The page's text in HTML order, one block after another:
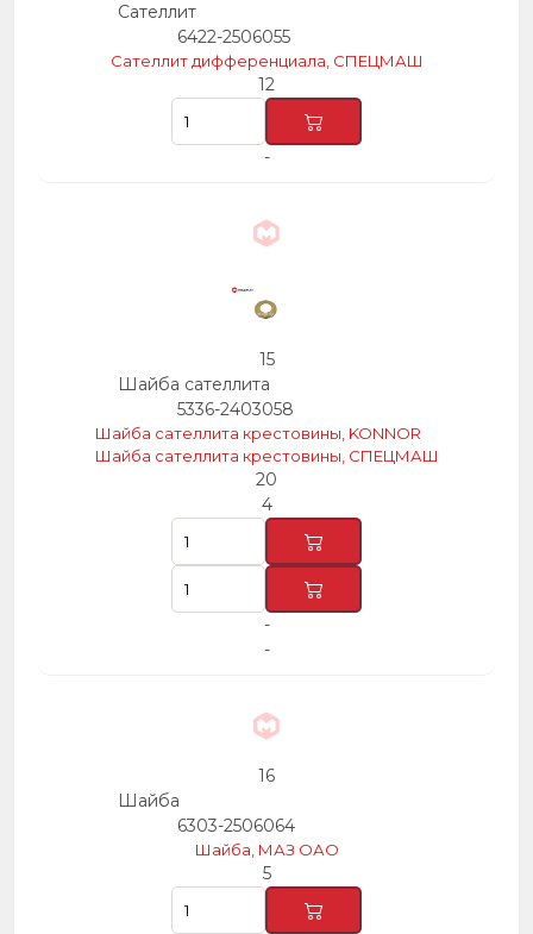
Сателлит
6422-2506055
Сателлит дифференциала, СПЕЦМАШ
12
-
15
Шайба сателлита
5336-2403058
Шайба сателлита крестовины, KONNOR
Шайба сателлита крестовины, СПЕЦМАШ
20
4
-
-
16
Шайба
6303-2506064
Шайба, МАЗ ОАО
5